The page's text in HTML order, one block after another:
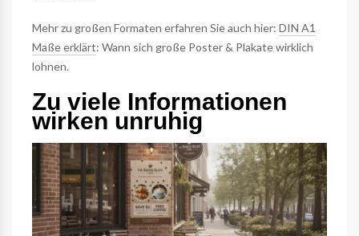
Mehr zu großen Formaten erfahren Sie auch hier: DIN A1
Maße erklärt: Wann sich große Poster & Plakate wirklich
lohnen.
Zu viele Informationen
wirken unruhig